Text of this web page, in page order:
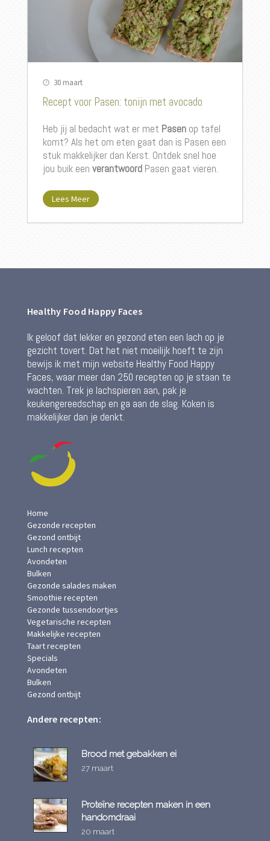
30 maart
Recept voor Pasen: tonijn met avocado
Heb jij al bedacht wat er met Pasenop tafel
komt? Als het om eten gaat dan is Pasen een
stuk makkelijker dan Kerst. Ontdek snel hoe
jou buik een verantwoordPasen gaat vieren.
Lees Meer
Healthy Food Happy Faces
Ik geloof dat lekker en gezond eten een lach op je
gezicht tovert. Dat het niet moeilijk hoeft te zijn
bewijs ik met mijn website Healthy Food Happy
Faces, waar meer dan 250 recepten op je staan te
wachten. Trek je lachspieren aan, pak je
keukengereedschap en ga aan de slag. Koken is
makkelijker dan je denkt.
Home
Gezonde recepten
Gezond ontbijt
Lunch recepten
Avondeten
Bulken
Gezonde salades maken
Smoothie recepten
Gezonde tussendoortjes
Vegetarische recepten
Makkelijke recepten
Taart recepten
Specials
Avondeten
Bulken
Gezond ontbijt
Andere recepten:
Brood met gebakken ei
27 maart
Proteïne recepten maken in een
handomdraai
20 maart